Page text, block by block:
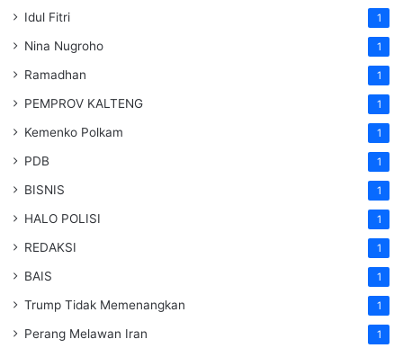
Idul Fitri 1
Nina Nugroho 1
Ramadhan 1
PEMPROV KALTENG 1
Kemenko Polkam 1
PDB 1
BISNIS 1
HALO POLISI 1
REDAKSI 1
BAIS 1
Trump Tidak Memenangkan 1
Perang Melawan Iran 1